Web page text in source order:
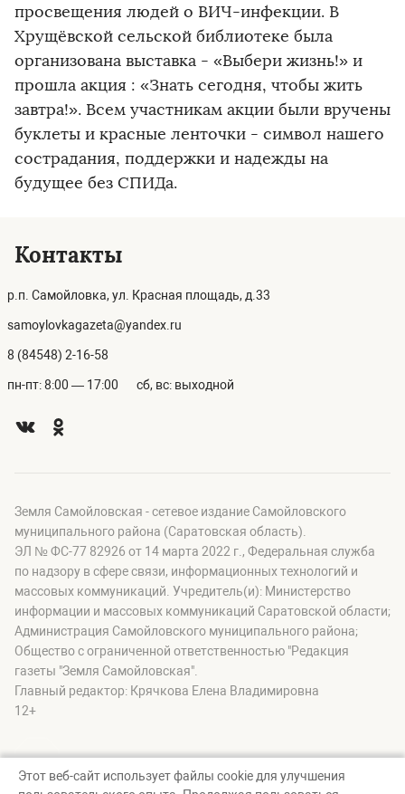
просвещения людей о ВИЧ-инфекции. В
Хрущёвской сельской библиотеке была
организована выставка - «Выбери жизнь!» и
прошла акция : «Знать сегодня, чтобы жить
завтра!». Всем участникам акции были вручены
буклеты и красные ленточки - символ нашего
сострадания, поддержки и надежды на
будущее без СПИДа.
Контакты
р.п. Самойловка, ул. Красная площадь, д.33
samoylovkagazeta@yandex.ru
8 (84548) 2-16-58
пн-пт: 8:00 — 17:00 сб, вс: выходной
Земля Самойловская - сетевое издание Самойловского
муниципального района (Саратовская область).
ЭЛ № ФС-77 82926 от 14 марта 2022 г., Федеральная служба
по надзору в сфере связи, информационных технологий и
массовых коммуникаций. Учредитель(и): Министерство
информации и массовых коммуникаций Саратовской области;
Администрация Самойловского муниципального района;
Общество с ограниченной ответственностью "Редакция
газеты "Земля Самойловская".
Главный редактор: Крячкова Елена Владимировна
12+
Этот веб-сайт использует файлы cookie для улучшения